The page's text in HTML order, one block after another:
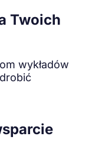
Twoich
wykładów